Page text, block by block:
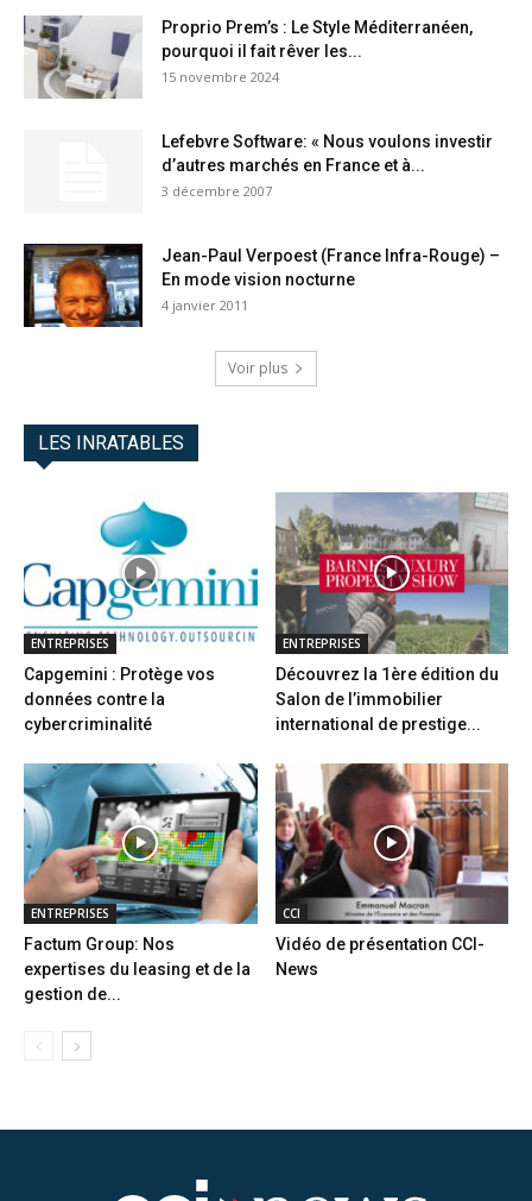
Proprio Prem’s : Le Style Méditerranéen,
pourquoi il fait rêver les...
15 novembre 2024
Lefebvre Software: « Nous voulons investir
d’autres marchés en France et à...
3 décembre 2007
Jean-Paul Verpoest (France Infra-Rouge) –
En mode vision nocturne
4 janvier 2011
Voir plus
LES INRATABLES
ENTREPRISES
Capgemini : Protège vos
données contre la
cybercriminalité
ENTREPRISES
Découvrez la 1ère édition du
Salon de l’immobilier
international de prestige...
ENTREPRISES
Factum Group: Nos
expertises du leasing et de la
gestion de...
CCI
Vidéo de présentation CCI-
News